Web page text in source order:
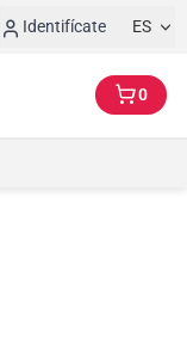
Identifícate ES
0